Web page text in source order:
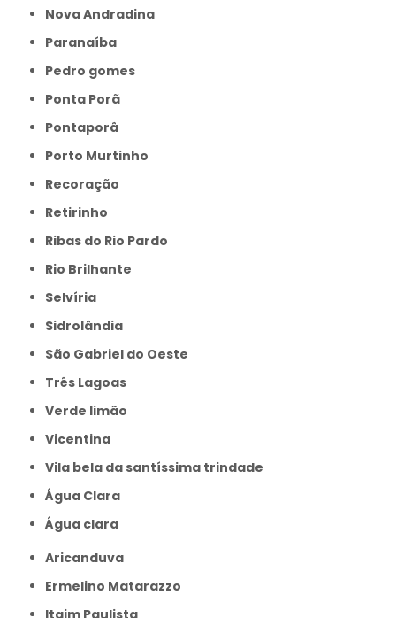
Nova Andradina
Paranaíba
Pedro gomes
Ponta Porã
Pontaporâ
Porto Murtinho
Recoração
Retirinho
Ribas do Rio Pardo
Rio Brilhante
Selvíria
Sidrolândia
São Gabriel do Oeste
Três Lagoas
Verde limão
Vicentina
Vila bela da santíssima trindade
Água Clara
Água clara
Aricanduva
Ermelino Matarazzo
Itaim Paulista